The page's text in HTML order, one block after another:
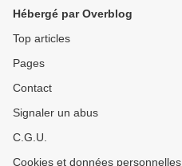
Hébergé par Overblog
Top articles
Pages
Contact
Signaler un abus
C.G.U.
Cookies et données personnelles